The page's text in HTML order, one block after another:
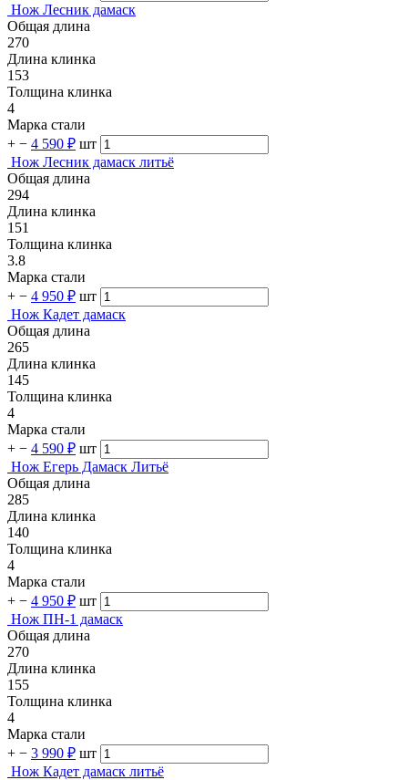
Нож Лесник дамаск
Общая длина
270
Длина клинка
153
Толщина клинка
4
Марка стали
+ − 4 590 ₽ шт
Нож Лесник дамаск литьё
Общая длина
294
Длина клинка
151
Толщина клинка
3.8
Марка стали
+ − 4 950 ₽ шт
Нож Кадет дамаск
Общая длина
265
Длина клинка
145
Толщина клинка
4
Марка стали
+ − 4 590 ₽ шт
Нож Егерь Дамаск Литьё
Общая длина
285
Длина клинка
140
Толщина клинка
4
Марка стали
+ − 4 950 ₽ шт
Нож ПН-1 дамаск
Общая длина
270
Длина клинка
155
Толщина клинка
4
Марка стали
+ − 3 990 ₽ шт
Нож Кадет дамаск литьё